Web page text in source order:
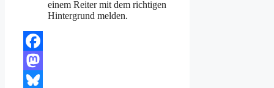
einem Reiter mit dem richtigen
Hintergrund melden.
Facebook
Mastodon